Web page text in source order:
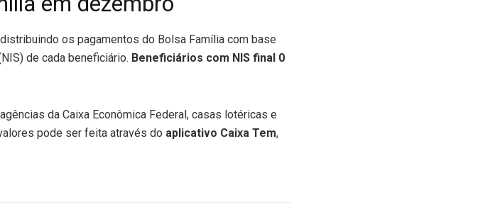
os pagamentos do Bolsa Família com base
de cada beneficiário. Beneficiários com NIS final 0
da Caixa Econômica Federal, casas lotéricas e
pode ser feita através do aplicativo Caixa Tem,